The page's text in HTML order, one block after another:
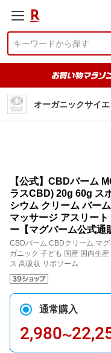
オーガニックサイ
【公式】CBDバーム
ラスCBD) 20g 60g ス
シウム クリーム バー
マッサージ アスリー
ー【マグバーム公式通
CBDバーム CBDクリーム マ
ガニック 子ども 国産 国内生
ス 高吸収 リポソーム
通常購入
2,980〜